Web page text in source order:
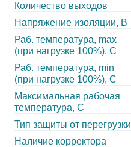
Количество выходов
Напряжение изоляции, В
Раб. температура, max
(при нагрузке 100%), C
Раб. температура, min
(при нагрузке 100%), C
Максимальная рабочая
температура, C
Тип защиты от перегрузки
Наличие корректора